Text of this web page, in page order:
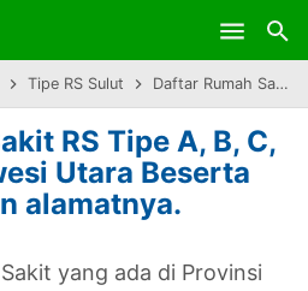
main content
Tipe RS Sulut Daftar Rumah Sakit RS Tipe A, B, C, D di Prov. Sulawesi Utara Beserta Data Pemilik dan alamatnya.
RS Tipe A, B, C,
Utara Beserta
alamatnya.
yang ada di Provinsi